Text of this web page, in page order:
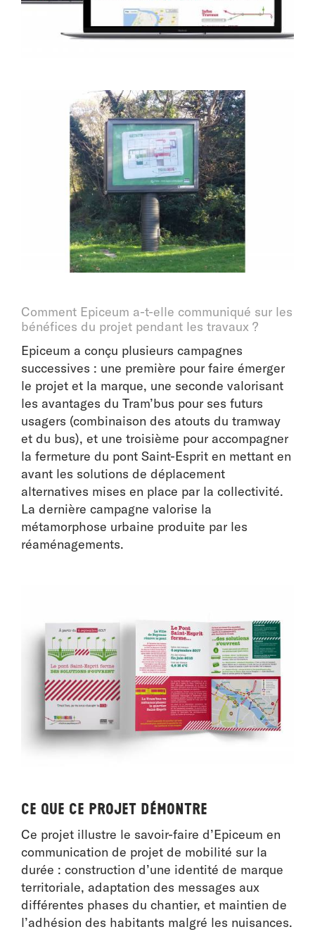
Comment Epiceum a-t-elle communiqué sur les
bénéfices du projet pendant les travaux ?
Epiceum a conçu plusieurs campagnes
successives : une première pour faire émerger
le projet et la marque, une seconde valorisant
les avantages du Tram’bus pour ses futurs
usagers (combinaison des atouts du tramway
et du bus), et une troisième pour accompagner
la fermeture du pont Saint-Esprit en mettant en
avant les solutions de déplacement
alternatives mises en place par la collectivité.
La dernière campagne valorise la
métamorphose urbaine produite par les
réaménagements.
Ce que ce projet démontre
Ce projet illustre le savoir-faire d’Epiceum en
communication de projet de mobilité sur la
durée : construction d’une identité de marque
territoriale, adaptation des messages aux
différentes phases du chantier, et maintien de
l’adhésion des habitants malgré les nuisances.